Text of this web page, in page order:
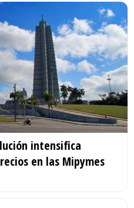
intensifica
en las Mipymes